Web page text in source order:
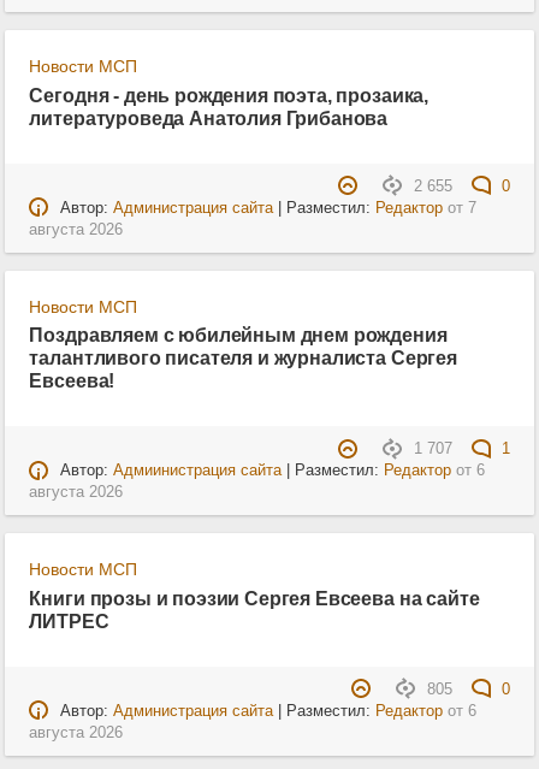
Новости МСП
Сегодня - день рождения поэта, прозаика,
литературоведа Анатолия Грибанова
2 655
0
Автор: Администрация сайта| Разместил: Редакторот 7
августа 2026
Новости МСП
Поздравляем с юбилейным днем рождения
талантливого писателя и журналиста Сергея
Евсеева!
1 707
1
Автор: Адмиинистрация сайта| Разместил: Редакторот 6
августа 2026
Новости МСП
Книги прозы и поэзии Сергея Евсеева на сайте
ЛИТРЕС
805
0
Автор: Администрация сайта| Разместил: Редакторот 6
августа 2026